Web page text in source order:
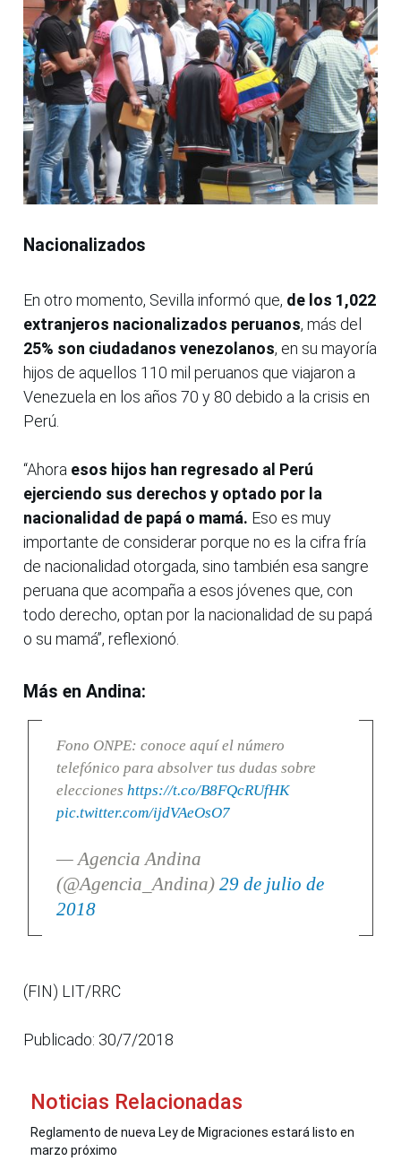
Nacionalizados
En otro momento, Sevilla informó que, de los 1,022
extranjeros nacionalizados peruanos, más del
25% son ciudadanos venezolanos, en su mayoría
hijos de aquellos 110 mil peruanos que viajaron a
Venezuela en los años 70 y 80 debido a la crisis en
Perú.
“Ahora esos hijos han regresado al Perú
ejerciendo sus derechos y optado por la
nacionalidad de papá o mamá. Eso es muy
importante de considerar porque no es la cifra fría
de nacionalidad otorgada, sino también esa sangre
peruana que acompaña a esos jóvenes que, con
todo derecho, optan por la nacionalidad de su papá
o su mamá”, reflexionó.
Más en Andina:
Fono ONPE: conoce aquí el número
telefónico para absolver tus dudas sobre
elecciones https://t.co/B8FQcRUfHK
pic.twitter.com/ijdVAeOsO7
— Agencia Andina
(@Agencia_Andina) 29 de julio de
2018
(FIN) LIT/RRC
Publicado: 30/7/2018
Noticias Relacionadas
Reglamento de nueva Ley de Migraciones estará listo en
marzo próximo